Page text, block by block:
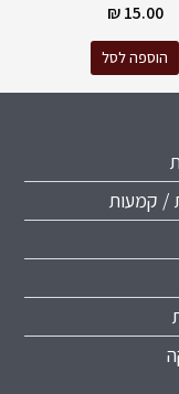
15.00
₪
הוספה לסל
/ קמעות